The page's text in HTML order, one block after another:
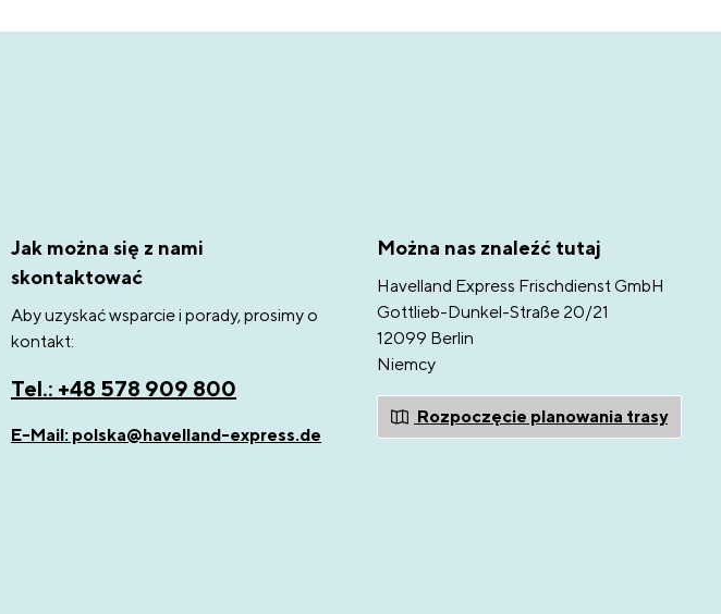
Jak można się z nami
skontaktować
Aby uzyskać wsparcie i porady, prosimy o
kontakt:
Tel.: +48 578 909 800
E-Mail: polska@havelland-express.de
Można nas znaleźć tutaj
Havelland Express Frischdienst GmbH
Gottlieb-Dunkel-Straße 20/21
12099 Berlin
Niemcy
Rozpoczęcie planowania trasy